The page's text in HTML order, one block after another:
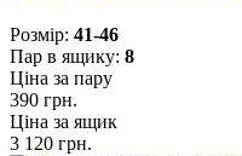
Розмiр: 41-46
Пар в ящику: 8
Ціна за пару
390 грн.
Ціна за ящик
3 120 грн.